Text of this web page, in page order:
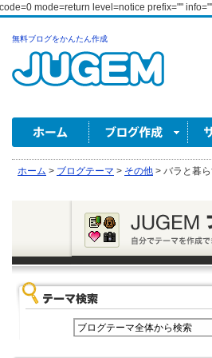
mode=return level=notice prefix=""
無料ブログをかんたん作成
ホーム > ブログテーマ > その他 > バラと暮